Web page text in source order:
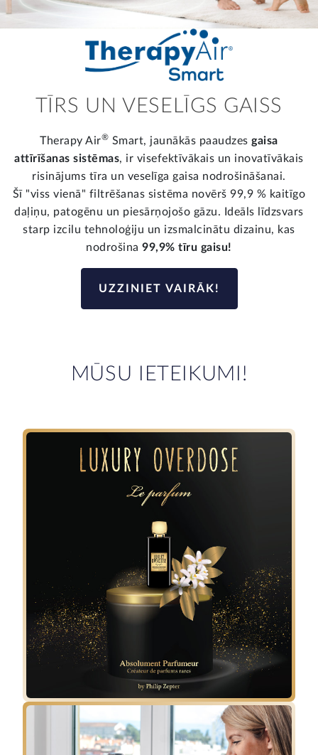
TĪRS UN VESELĪGS GAISS
Therapy Air® Smart, jaunākās paaudzes gaisa
attīrīšanas sistēmas, ir visefektīvākais un inovatīvākais
risinājums tīra un veselīga gaisa nodrošināšanai.
Šī "viss vienā" filtrēšanas sistēma novērš 99,9 % kaitīgo
daļiņu, patogēnu un piesārņojošo gāzu. Ideāls līdzsvars
starp izcilu tehnoloģiju un izsmalcinātu dizainu, kas
nodrošina99,9% tīru gaisu!
UZZINIET VAIRĀK!
MŪSU IETEIKUMI!